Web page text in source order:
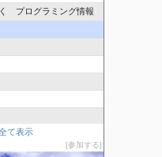
プログラミング情報
て表示
参加する